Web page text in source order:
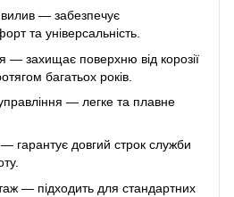
— забезпечує
та універсальність.
— захищає поверхню від корозії
багатьох років.
— легке та плавне
гарантує довгий строк служби
— підходить для стандартних